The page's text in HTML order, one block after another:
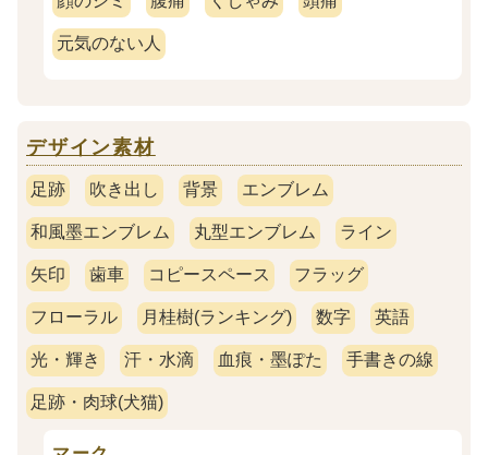
元気のない人
デザイン素材
足跡 吹き出し 背景 エンブレム
和風墨エンブレム 丸型エンブレム ライン
矢印 歯車 コピースペース フラッグ
フローラル 月桂樹(ランキング) 数字 英語
光・輝き 汗・水滴 血痕・墨ぽた 手書きの線
足跡・肉球(犬猫)